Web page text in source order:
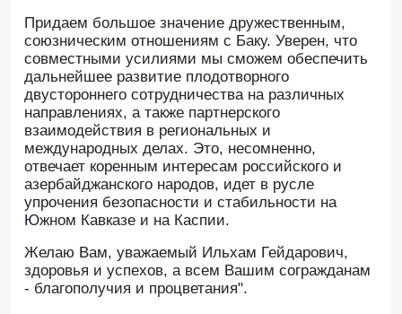
Придаем большое значение дружественным,
союзническим отношениям с Баку. Уверен, что
совместными усилиями мы сможем обеспечить
дальнейшее развитие плодотворного
двустороннего сотрудничества на различных
направлениях, а также партнерского
взаимодействия в региональных и
международных делах. Это, несомненно,
отвечает коренным интересам российского и
азербайджанского народов, идет в русле
упрочения безопасности и стабильности на
Южном Кавказе и на Каспии.
Желаю Вам, уважаемый Ильхам Гейдарович,
здоровья и успехов, а всем Вашим согражданам
- благополучия и процветания".